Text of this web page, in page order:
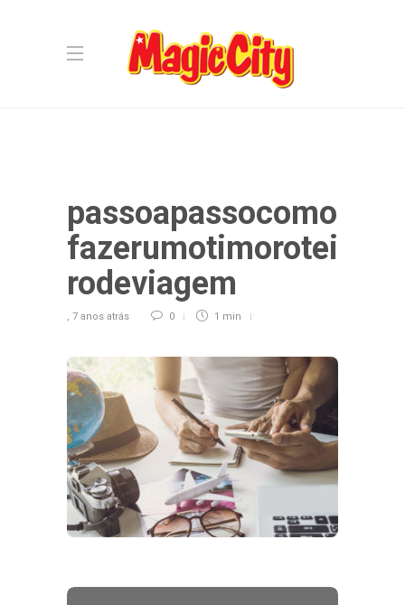
passoapassocomo
fazerumotimorotei
rodeviagem
, 7 anos atrás 0 1 min